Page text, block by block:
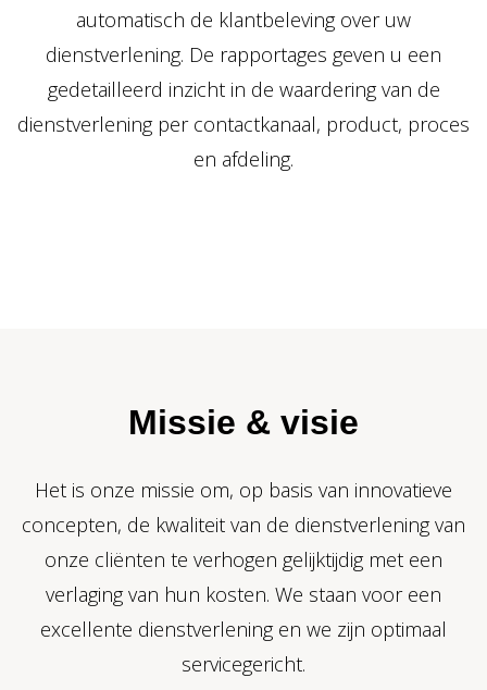
automatisch de klantbeleving over uw
dienstverlening. De rapportages geven u een
gedetailleerd inzicht in de waardering van de
dienstverlening per contactkanaal, product, proces
en afdeling.
Missie & visie
Het is onze missie om, op basis van innovatieve
concepten, de kwaliteit van de dienstverlening van
onze cliënten te verhogen gelijktijdig met een
verlaging van hun kosten. We staan voor een
excellente dienstverlening en we zijn optimaal
servicegericht.